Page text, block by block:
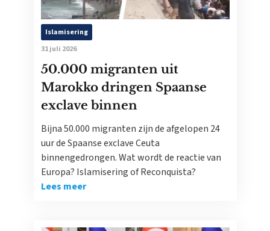
Islamisering
31 juli 2026
50.000 migranten uit
Marokko dringen Spaanse
exclave binnen
Bijna 50.000 migranten zijn de afgelopen 24
uur de Spaanse exclave Ceuta
binnengedrongen. Wat wordt de reactie van
Europa? Islamisering of Reconquista?
Lees meer